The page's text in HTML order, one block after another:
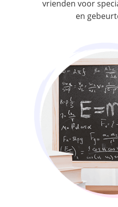
vrienden voor
en